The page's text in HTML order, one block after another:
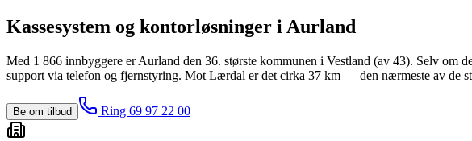
Kassesystem og kontorløsninger i Aurland
Med 1 866 innbyggere er Aurland den 36. største kommunen i Vestland (av 43). Selv
support via telefon og fjernstyring. Mot Lærdal er det cirka 37 km — den nærmeste av de
Be om tilbud Ring 69 97 22 00